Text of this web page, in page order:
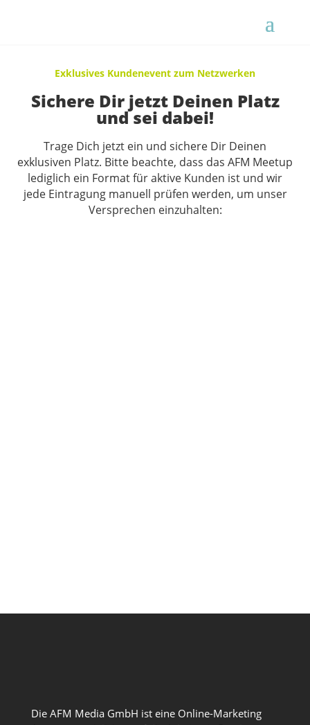
Exklusives Kundenevent zum Netzwerken
Sichere Dir jetzt Deinen Platz
und sei dabei!
Trage Dich jetzt ein und sichere Dir Deinen
exklusiven Platz. Bitte beachte, dass das AFM Meetup
lediglich ein Format für aktive Kunden ist und wir
jede Eintragung manuell prüfen werden, um unser
Versprechen einzuhalten:
Die AFM Media GmbH ist eine Online-Marketing